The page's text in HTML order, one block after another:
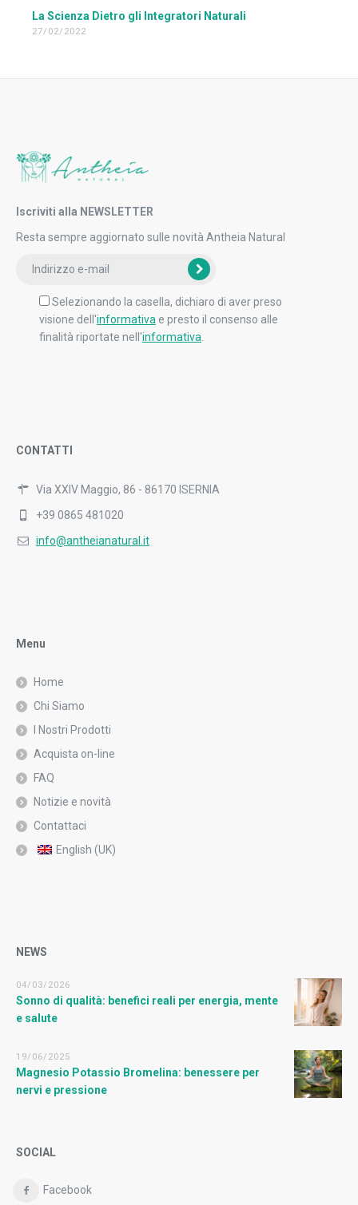
La Scienza Dietro gli Integratori Naturali
27/02/2022
Iscriviti alla NEWSLETTER
Resta sempre aggiornato sulle novità Antheia Natural
Selezionando la casella, dichiaro di aver preso
visione dell'informativa e presto il consenso alle
finalità riportate nell'informativa
CONTATTI
Via XXIV Maggio, 86 - 86170 ISERNIA
+39 0865 481020
info@antheianatural.it
Menu
Home
Chi Siamo
I Nostri Prodotti
Acquista on-line
FAQ
Notizie e novità
Contattaci
English (UK)
NEWS
04/03/2026
Sonno di qualità: benefici reali per energia, mente
e salute
19/06/2025
Magnesio Potassio Bromelina: benessere per
nervi e pressione
SOCIAL
Facebook